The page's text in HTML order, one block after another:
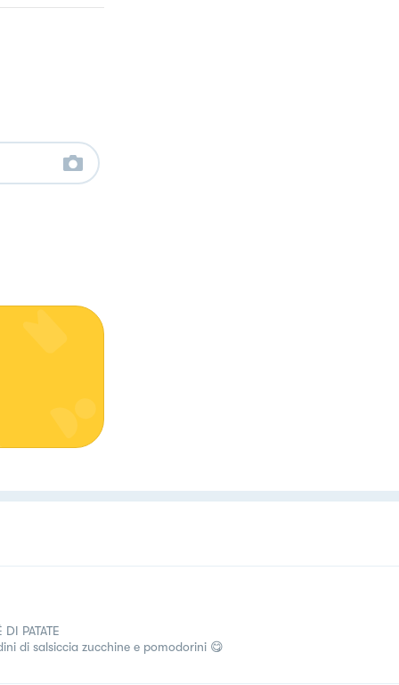
DI PATATE
di salsiccia zucchine e pomodorini 😋